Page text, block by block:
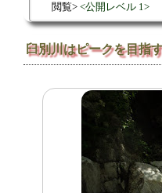
閲覧
公開レベル 1
臼別川はピークを目指